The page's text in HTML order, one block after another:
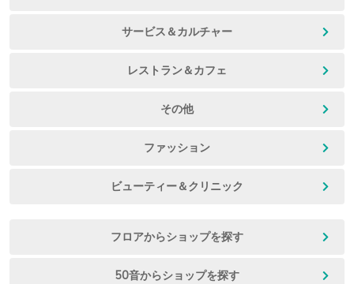
サービス＆カルチャー
レストラン＆カフェ
その他
ファッション
ビューティー＆クリニック
フロアからショップを探す
50音からショップを探す